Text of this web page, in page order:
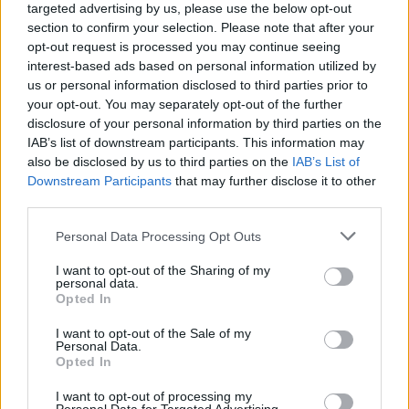
targeted advertising by us, please use the below opt-out
section to confirm your selection. Please note that after your
opt-out request is processed you may continue seeing
interest-based ads based on personal information utilized by
us or personal information disclosed to third parties prior to
your opt-out. You may separately opt-out of the further
disclosure of your personal information by third parties on the
IAB’s list of downstream participants. This information may
also be disclosed by us to third parties on the IAB’s List of
Downstream Participants that may further disclose it to other
Personal Data Processing Opt Outs
I want to opt-out of the Sharing of my
personal data.
Opted In
I want to opt-out of the Sale of my
Personal Data.
Opted In
I want to opt-out of processing my
el martes 1 de julio a las 20 horas.
El programa del rallysprint estácentrado en la
mañana del sábado, con sede en el centro socio-
cultural Yacomar de La Vegueta (Tinajo), donde se
realizarán las preceptivas verificaciones de los
vehículos y entrega de la documentación a los
equipos de 9 a 11 h, al igual que la ceremonia final
de entrega de trofeo, sobre las 17 h.
La prueba arranca a las 12:30 horas con el primero
por "El Cuchillo" de 5,5 km. El kilometraje total en
tramos cronometrados es de 33 km.